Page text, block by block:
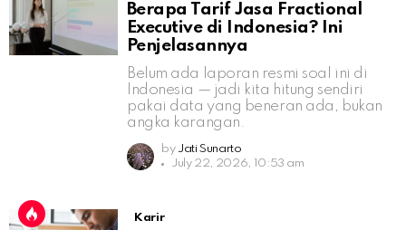
Berapa Tarif Jasa Fractional
Executive di Indonesia? Ini
Penjelasannya
Belum ada laporan resmi soal ini di
Indonesia — jadi kita hitung sendiri
pakai data yang beneran ada, bukan
angka karangan.
by Jati Sunarto
July 22, 2026, 10:53 am
Karir